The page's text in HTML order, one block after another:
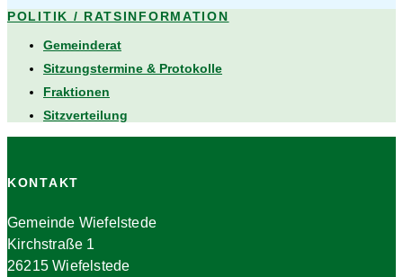
POLITIK / RATSINFORMATION
Gemeinderat
Sitzungstermine & Protokolle
Fraktionen
Sitzverteilung
KONTAKT
Gemeinde Wiefelstede
Kirchstraße 1
26215 Wiefelstede